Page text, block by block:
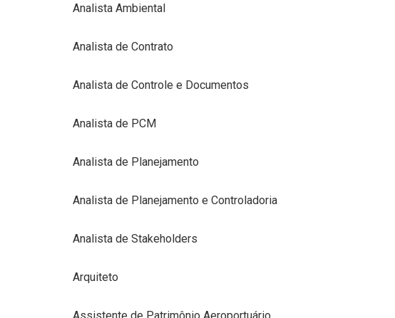
Analista Ambiental
Analista de Contrato
Analista de Controle e Documentos
Analista de PCM
Analista de Planejamento
Analista de Planejamento e Controladoria
Analista de Stakeholders
Arquiteto